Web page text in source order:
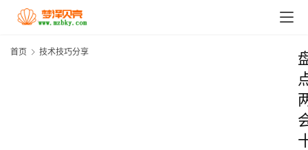
首页 技术技巧分享